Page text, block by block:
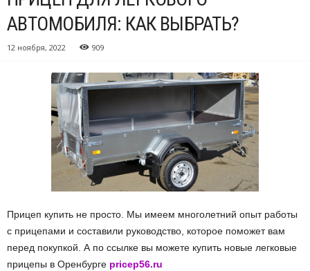
АВТОМОБИЛЯ: КАК ВЫБРАТЬ?
12 ноября, 2022 909
Прицеп купить не просто. Мы имеем многолетний опыт работы
с прицепами и составили руководство, которое поможет вам
перед покупкой. А по ссылке вы можете купить новые легковые
прицепы в Оренбурге pricep56.ru